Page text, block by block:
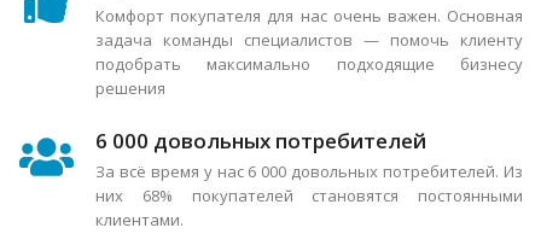
Комфорт покупателя для нас очень важен. Основная
задача команды специалистов — помочь клиенту
подобрать максимально подходящие бизнесу
решения
6 000 довольных потребителей
За всё время у нас 6 000 довольных потребителей. Из
них 68% покупателей становятся постоянными
клиентами.